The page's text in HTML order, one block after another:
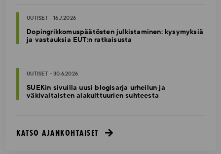
UUTISET - 16.7.2026
Dopingrikkomuspäätösten julkistaminen: kysymyksiä
ja vastauksia EUT:n ratkaisusta
UUTISET - 30.6.2026
SUEKin sivuilla uusi blogisarja urheilun ja
väkivaltaisten alakulttuurien suhteesta
KATSO AJANKOHTAISET